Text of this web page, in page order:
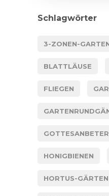
Schlagwörter
3-ZONEN-
BLATTLÄUSE
FLIEGEN
HONIGBIENEN
HORTUS-GÄRTEN